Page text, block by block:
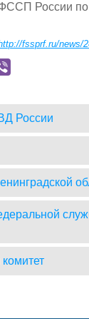
России по
fssprf.ru/news/
России